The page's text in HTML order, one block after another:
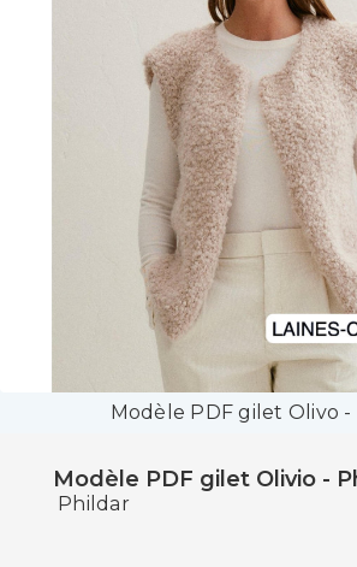
Modèle PDF gilet Olivo
Modèle PDF gilet Olivio -
Phildar